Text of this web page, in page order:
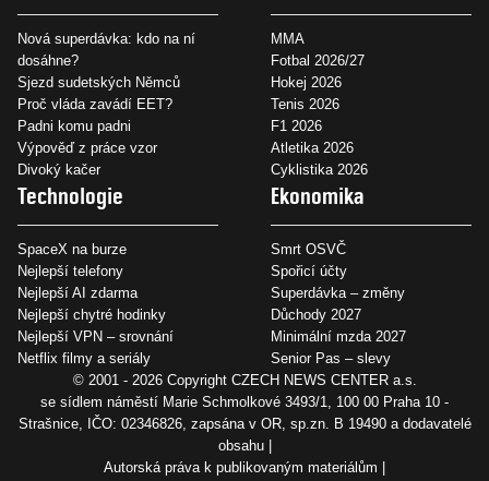
Nová superdávka: kdo na ní
dosáhne?
Sjezd sudetských Němců
Proč vláda zavádí EET?
Padni komu padni
Výpověď z práce vzor
Divoký kačer
MMA
Fotbal 2026/27
Hokej 2026
Tenis 2026
F1 2026
Atletika 2026
Cyklistika 2026
Technologie
SpaceX na burze
Nejlepší telefony
Nejlepší AI zdarma
Nejlepší chytré hodinky
Nejlepší VPN – srovnání
Netflix filmy a seriály
Ekonomika
Smrt OSVČ
Spořicí účty
Superdávka – změny
Důchody 2027
Minimální mzda 2027
Senior Pas – slevy
© 2001 - 2026 Copyright CZECH NEWS CENTER a.s.
se sídlem náměstí Marie Schmolkové 3493/1, 100 00 Praha 10 -
Strašnice, IČO: 02346826, zapsána v OR, sp.zn. B 19490 a dodavatelé
obsahu
Autorská práva k publikovaným materiálům